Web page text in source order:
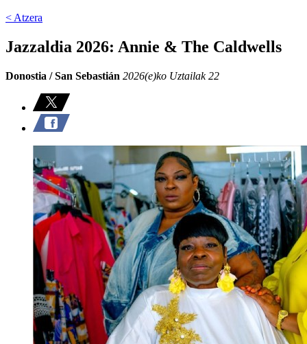
< Atzera
Jazzaldia 2026: Annie & The Caldwells
Donostia / San Sebastián 2026(e)ko Uztailak 22